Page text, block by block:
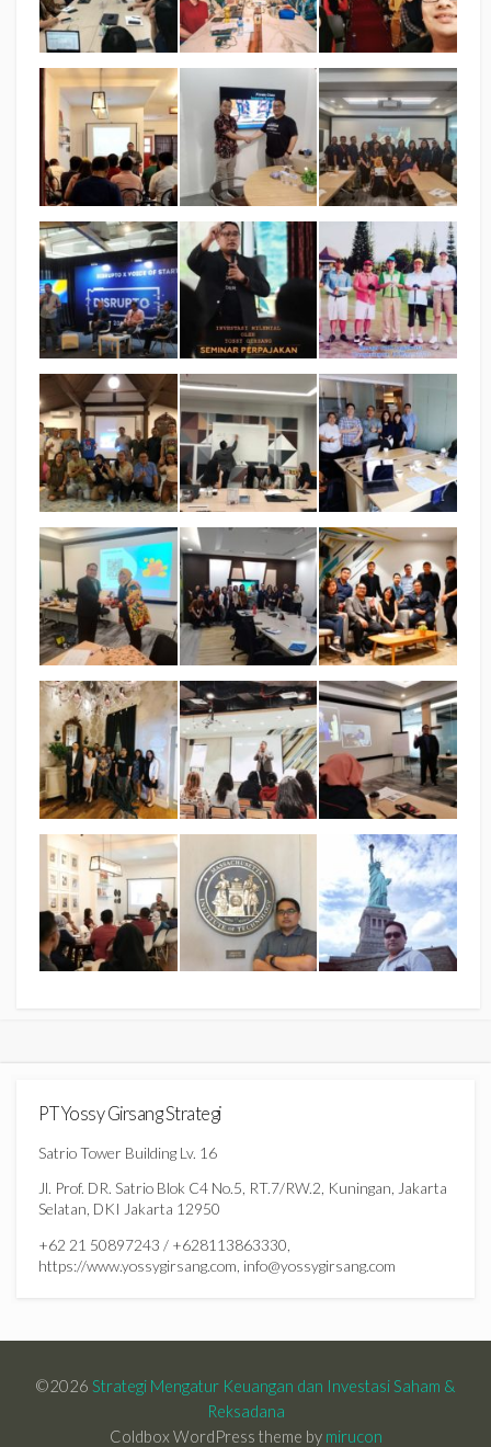
PT Yossy Girsang Strategi
Satrio Tower Building Lv. 16
Jl. Prof. DR. Satrio Blok C4 No.5, RT.7/RW.2, Kuningan, Jakarta
Selatan, DKI Jakarta 12950
+62 21 50897243 / +628113863330,
https://www.yossygirsang.com, info@yossygirsang.com
©2026 Strategi Mengatur Keuangan dan Investasi Saham &
Reksadana
Coldbox WordPress theme by mirucon